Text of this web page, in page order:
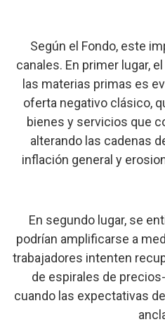
Según el Fondo, este
canales. En primer lugar,
las materias primas es
oferta negativo clásico,
bienes y servicios que
alterando las cadenas
inflación general y
En segundo lugar, se
podrían amplificarse a
trabajadores intenten
de espirales de
cuando las expectativas